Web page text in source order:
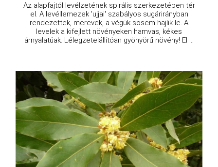
Az alapfajtól levélzetének spirális szerkezetében tér
el. A levéllemezek 'ujjai' szabályos sugárirányban
rendezettek, merevek, a végük sosem hajlik le. A
levelek a kifejlett növényeken hamvas, kékes
árnyalatúak. Lélegzetelállítóan gyönyörű növény! El ...